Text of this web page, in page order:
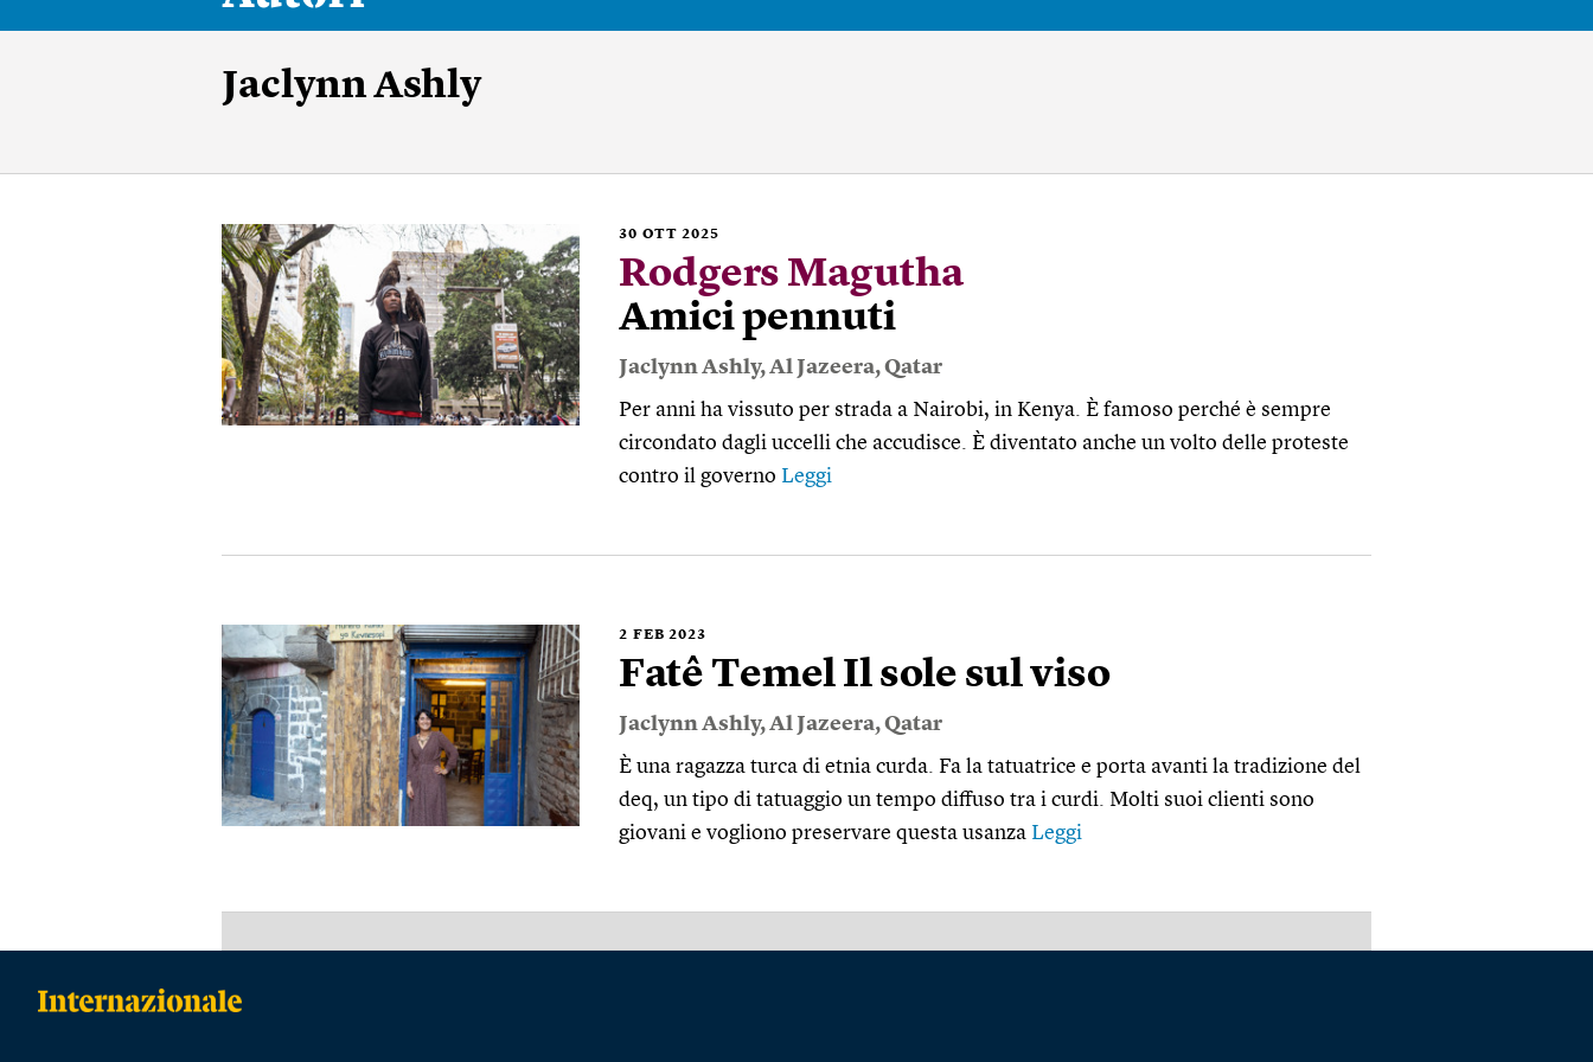
Jaclynn Ashly
30 OTT 2025
Rodgers Magutha
Amici pennuti
Jaclynn Ashly,Al Jazeera,Qatar
Per anni ha vissuto per strada a Nairobi, in Kenya. È famoso perché è sempre
circondato dagli uccelli che accudisce. È diventato anche un volto delle proteste
contro il governo Leggi
2 FEB 2023
Fatê Temel Il sole sul viso
Jaclynn Ashly,Al Jazeera,Qatar
È una ragazza turca di etnia curda. Fa la tatuatrice e porta avanti la tradizione del
deq, un tipo di tatuaggio un tempo diffuso tra i curdi. Molti suoi clienti sono
giovani e vogliono preservare questa usanza Leggi